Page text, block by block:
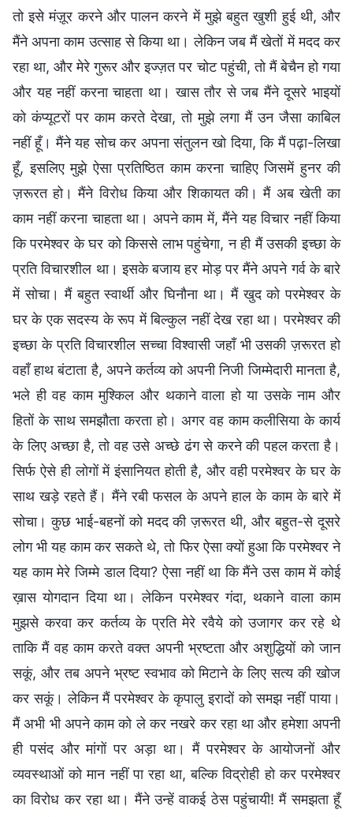
तो इसे मंज़ूर करने और पालन करने में मुझे बहुत खुशी हुई थी, और
मैंने अपना काम उत्साह से किया था। लेकिन जब मैं खेतों में मदद कर
रहा था, और मेरे गुरूर और इज्ज़त पर चोट पहुंची, तो मैं बेचैन हो गया
और यह नहीं करना चाहता था। खास तौर से जब मैंने दूसरे भाइयों
को कंप्यूटरों पर काम करते देखा, तो मुझे लगा मैं उन जैसा काबिल
नहीं हूँ। मैंने यह सोच कर अपना संतुलन खो दिया, कि मैं पढ़ा-लिखा
हूँ, इसलिए मुझे ऐसा प्रतिष्ठित काम करना चाहिए जिसमें हुनर की
ज़रूरत हो। मैंने विरोध किया और शिकायत की। मैं अब खेती का
काम नहीं करना चाहता था। अपने काम में, मैंने यह विचार नहीं किया
कि परमेश्वर के घर को किससे लाभ पहुंचेगा, न ही मैं उसकी इच्छा के
प्रति विचारशील था। इसके बजाय हर मोड़ पर मैंने अपने गर्व के बारे
में सोचा। मैं बहुत स्वार्थी और घिनौना था। मैं खुद को परमेश्वर के
घर के एक सदस्य के रूप में बिल्कुल नहीं देख रहा था। परमेश्वर की
इच्छा के प्रति विचारशील सच्चा विश्वासी जहाँ भी उसकी ज़रूरत हो
वहाँ हाथ बंटाता है, अपने कर्तव्य को अपनी निजी जिम्मेदारी मानता है,
भले ही वह काम मुश्किल और थकाने वाला हो या उसके नाम और
हितों के साथ समझौता करता हो। अगर वह काम कलीसिया के कार्य
के लिए अच्छा है, तो वह उसे अच्छे ढंग से करने की पहल करता है।
सिर्फ ऐसे ही लोगों में इंसानियत होती है, और वही परमेश्वर के घर के
साथ खड़े रहते हैं। मैंने रबी फसल के अपने हाल के काम के बारे में
सोचा। कुछ भाई-बहनों को मदद की ज़रूरत थी, और बहुत-से दूसरे
लोग भी यह काम कर सकते थे, तो फिर ऐसा क्यों हुआ कि परमेश्वर ने
यह काम मेरे जिम्मे डाल दिया? ऐसा नहीं था कि मैंने उस काम में कोई
ख़ास योगदान दिया था। लेकिन परमेश्वर गंदा, थकाने वाला काम
मुझसे करवा कर कर्तव्य के प्रति मेरे रवैये को उजागर कर रहे थे
ताकि मैं वह काम करते वक्त अपनी भ्रष्टता और अशुद्धियों को जान
सकूं, और तब अपने भ्रष्ट स्वभाव को मिटाने के लिए सत्य की खोज
कर सकूं। लेकिन मैं परमेश्वर के कृपालु इरादों को समझ नहीं पाया।
मैं अभी भी अपने काम को ले कर नखरे कर रहा था और हमेशा अपनी
ही पसंद और मांगों पर अड़ा था। मैं परमेश्वर के आयोजनों और
व्यवस्थाओं को मान नहीं पा रहा था, बल्कि विद्रोही हो कर परमेश्वर
का विरोध कर रहा था। मैंने उन्हें वाकई ठेस पहुंचायी! मैं समझता हूँ